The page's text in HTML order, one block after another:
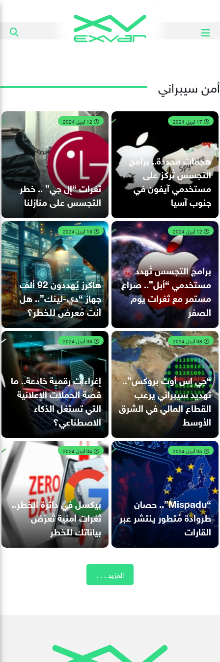
أمن سيبراني
هجمات محددة.. برامج
التجسس تُركز على
مستخدمي آيفون في
جنوب آسيا
ثغرات “إل جي” .. خطر
التجسس على منازلنا
برامج التجسس تُهدد
مستخدمي “أبل”.. صراع
مستمر مع ثغرات يوم
الصفر
هاكرز يُهددون 92 ألف
جهاز “دي-لينك”.. هل
أنت مُعرض للخطر؟
“جي إس أوت بروكس”..
تهديد سيبراني يرعب
القطاع المالي في الشرق
الأوسط
إغراءات رقمية خادعة.. ما
قصة الحملات الإعلانية
التي تستغل الذكاء
الاصطناعي؟
“Mispadu”.. حصان
طروادة مُتطور ينتشر عبر
القارات
بيكسل في دائرة الخطر..
ثغرات أمنية تُعرّض
بياناتك للخطر
المزيد . . .